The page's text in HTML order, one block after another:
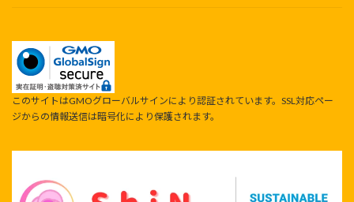
このサイトはGMOグローバルサインにより認証されています。SSL対応ペー
ジからの情報送信は暗号化により保護されます。